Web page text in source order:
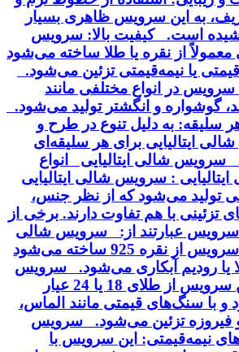
به این سرویس ظاهری بسیار
است. کیفیت بالا: سرویس
معمولاً از نقره یا طلا ساخته می‌شود
یا نیمه‌قیمتی تزئین می‌شود.
در انواع مختلفی مانند
گوشواره و انگشتر تولید می‌شود.
سلیقه: به دلیل تنوع در طرح و
ایتالیایی برای هر سلیقه‌ای
شالی ایتالیایی انواع
: سرویس شالی ایتالیایی
تولید می‌شود که از نظر جنس،
با هم تفاوت دارند. برخی از
سرویس عبارتند از: سرویس شالی
نقره: این نوع سرویس از نقره 925 ساخته می‌شود
یا رودیم آبکاری می‌شود. سرویس
شالی طلا: این سرویس از طلای 18 یا 24 عیار
با سنگ‌های قیمتی مانند الماس،
فیروزه تزئین می‌شود. سرویس
نیمه‌قیمتی: این سرویس با